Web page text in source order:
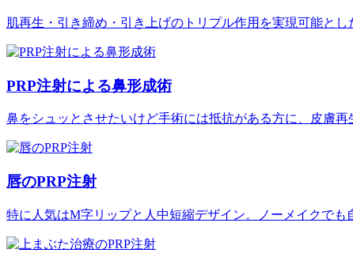
肌再生・引き締め・引き上げのトリプル作用を実現可能と
PRP注射による鼻形成術
鼻をシュッとさせたいけど手術には抵抗がある方に、皮膚
唇のPRP注射
特に人気はM字リップと人中短縮デザイン。ノーメイクで